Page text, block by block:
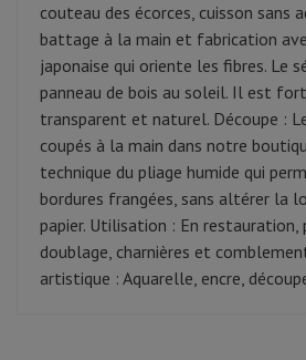
couteau des écorces, cuisson sans
battage à la main et fabrication
japonaise qui oriente les fibres. Le
panneau de bois au soleil. Il est
transparent et naturel. Découpe :
coupés à la main dans notre
technique du pliage humide qui
bordures frangées, sans altérer la
papier. Utilisation : En restauration,
doublage, charnières et
artistique : Aquarelle, encre,